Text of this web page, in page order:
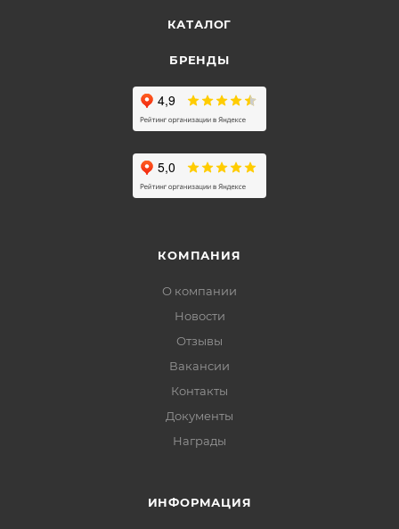
КАТАЛОГ
БРЕНДЫ
КОМПАНИЯ
О компании
Новости
Отзывы
Вакансии
Контакты
Документы
Награды
ИНФОРМАЦИЯ